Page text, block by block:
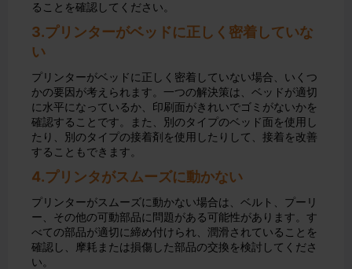
ることを確認してください。
3.プリンターがベッドに正しく密着していな
い
プリンターがベッドに正しく密着していない場合、いくつ
かの要因が考えられます。一つの解決策は、ベッドが適切
に水平になっているか、印刷面がきれいでゴミがないかを
確認することです。また、別のタイプのベッド面を使用し
たり、別のタイプの接着剤を使用したりして、接着を改善
することもできます。
4.プリンタがスムーズに動かない
プリンターがスムーズに動かない場合は、ベルト、プーリ
ー、その他の可動部品に問題がある可能性があります。す
べての部品が適切に締め付けられ、潤滑されていることを
確認し、摩耗または損傷した部品の交換を検討してくださ
い。